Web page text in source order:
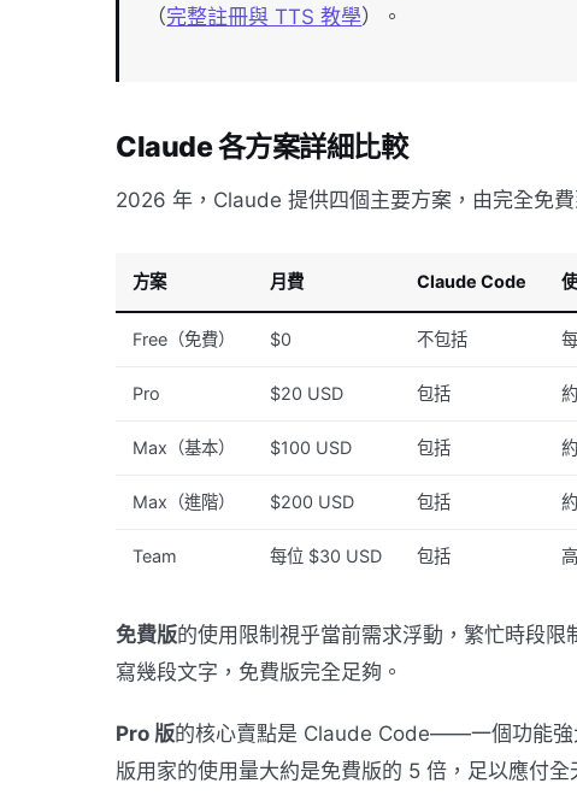
（完整註冊與 TTS 教學）。
Claude 各方案詳細比較
2026 年，Claude 提供四個主要方案，由完全免
方案 月費 Claude Code
Free（免費） $0 不包括
Pro $20 USD 包括
Max（基本） $100 USD 包括
Max（進階） $200 USD 包括
Team 每位 $30 USD 包括
免費版的使用限制視乎當前需求浮動，繁忙時段限
寫幾段文字，免費版完全足夠。
Pro 版的核心賣點是 Claude Code——一個功能強
版用家的使用量大約是免費版的 5 倍，足以應付全